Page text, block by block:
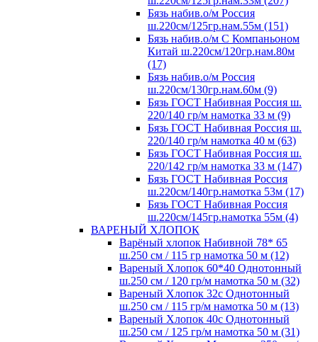
Бязь набив.о/м Россия
ш.220см/125гр.нам.55м (151)
Бязь набив.о/м С Компаньоном
Китай ш.220см/120гр.нам.80м
(17)
Бязь набив.о/м Россия
ш.220см/130гр.нам.60м (9)
Бязь ГОСТ Набивная Россия ш.
220/140 гр/м намотка 33 м (9)
Бязь ГОСТ Набивная Россия ш.
220/140 гр/м намотка 40 м (63)
Бязь ГОСТ Набивная Россия ш.
220/142 гр/м намотка 33 м (147)
Бязь ГОСТ Набивная Россия
ш.220см/140гр.намотка 53м (17)
Бязь ГОСТ Набивная Россия
ш.220см/145гр.намотка 55м (4)
ВАРЕНЫЙ ХЛОПОК
Варёный хлопок Набивной 78* 65
ш.250 см / 115 гр намотка 50 м (12)
Вареный Хлопок 60*40 Однотонный
ш.250 см / 120 гр/м намотка 50 м (32)
Вареный Хлопок 32с Однотонный
ш.250 см / 115 гр/м намотка 50 м (13)
Вареный Хлопок 40с Однотонный
ш.250 см / 125 гр/м намотка 50 м (31)